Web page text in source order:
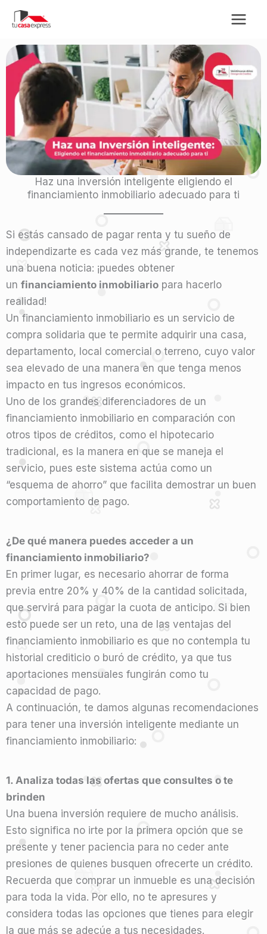
Haz una inversión inteligente eligiendo el
financiamiento inmobiliario adecuado para ti
Si estás cansado de pagar renta y tu sueño de
independizarte es cada vez más grande, te tenemos
una buena noticia: ¡puedes obtener
un financiamiento inmobiliario para hacerlo
realidad!
Un financiamiento inmobiliario es un servicio de
compra solidaria que te permite adquirir una casa,
departamento, local comercial o terreno, cuyo valor
sea elevado de una manera en que tenga menos
impacto en tus ingresos económicos.
Uno de los grandes diferenciadores de un
financiamiento inmobiliario en comparación con
otros tipos de créditos, como el hipotecario
tradicional, es la manera en que se maneja el
servicio, pues este sistema actúa como un
“esquema de ahorro” que facilita demostrar un buen
comportamiento de pago.
¿De qué manera puedes acceder a un
financiamiento inmobiliario?
En primer lugar, es necesario ahorrar de forma
previa entre 20% y 40% de la cantidad solicitada,
que servirá para pagar la cuota de anticipo. Si bien
esto puede ser un reto, una de las ventajas del
financiamiento inmobiliario es que no contempla tu
historial crediticio o buró de crédito, ya que tus
aportaciones mensuales fungirán como tu
capacidad de pago.
A continuación, te damos algunas recomendaciones
para tener una inversión inteligente mediante un
financiamiento inmobiliario:
1. Analiza todas las ofertas que consultes o te
brinden
Una buena inversión requiere de mucho análisis.
Esto significa no irte por la primera opción que se
presente y tener paciencia para no ceder ante
presiones de quienes busquen ofrecerte un crédito.
Recuerda que comprar un inmueble es una decisión
para toda la vida. Por ello, no te apresures y
considera todas las opciones que tienes para elegir
la que más se adecúe a tus necesidades.